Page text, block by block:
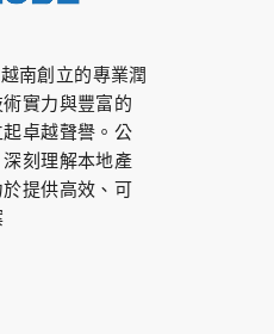
南創立的專業潤
實力與豐富的
卓越聲譽。公
刻理解本地產
提供高效、可